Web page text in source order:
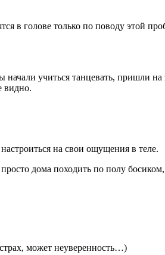
в голове только по поводу этой
учиться танцевать, пришли на
видно.
на свои ощущения в теле.
дома походить по полу
может неуверенность…)